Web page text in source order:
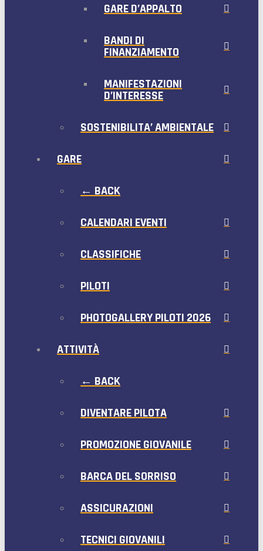
GARE D’APPALTO
BANDI DI
FINANZIAMENTO
MANIFESTAZIONI
D’INTERESSE
SOSTENIBILITA’ AMBIENTALE
GARE
← BACK
CALENDARI EVENTI
CLASSIFICHE
PILOTI
PHOTOGALLERY PILOTI 2026
ATTIVITÀ
← BACK
DIVENTARE PILOTA
PROMOZIONE GIOVANILE
BARCA DEL SORRISO
ASSICURAZIONI
TECNICI GIOVANILI